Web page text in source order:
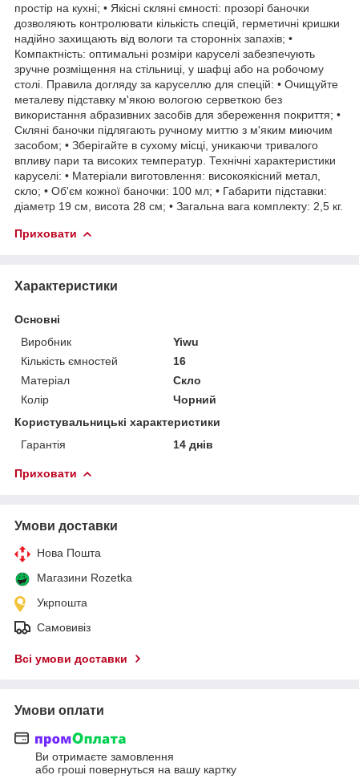
простір на кухні; • Якісні скляні ємності: прозорі баночки
дозволяють контролювати кількість спецій, герметичні кришки
надійно захищають від вологи та сторонніх запахів; •
Компактність: оптимальні розміри каруселі забезпечують
зручне розміщення на стільниці, у шафці або на робочому
столі. Правила догляду за каруселлю для спецій: • Очищуйте
металеву підставку м'якою вологою серветкою без
використання абразивних засобів для збереження покриття; •
Скляні баночки підлягають ручному миттю з м'яким миючим
засобом; • Зберігайте в сухому місці, уникаючи тривалого
впливу пари та високих температур. Технічні характеристики
каруселі: • Матеріали виготовлення: високоякісний метал,
скло; • Об'єм кожної баночки: 100 мл; • Габарити підставки:
діаметр 19 см, висота 28 см; • Загальна вага комплекту: 2,5 кг.
Приховати
Характеристики
Основні
Виробник
Yiwu
Кількість ємностей
16
Матеріал
Скло
Колір
Чорний
Користувальницькі характеристики
Гарантія
14 днів
Приховати
Умови доставки
Нова Пошта
Магазини Rozetka
Укрпошта
Самовивіз
Всі умови доставки
Умови оплати
Ви отримаєте замовлення
або гроші повернуться на вашу картку